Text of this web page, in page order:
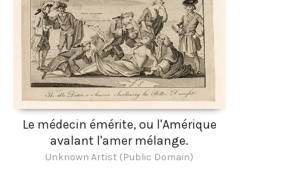
Le médecin émérite, ou l'Amérique
avalant l'amer mélange.
Unknown Artist (Public Domain)